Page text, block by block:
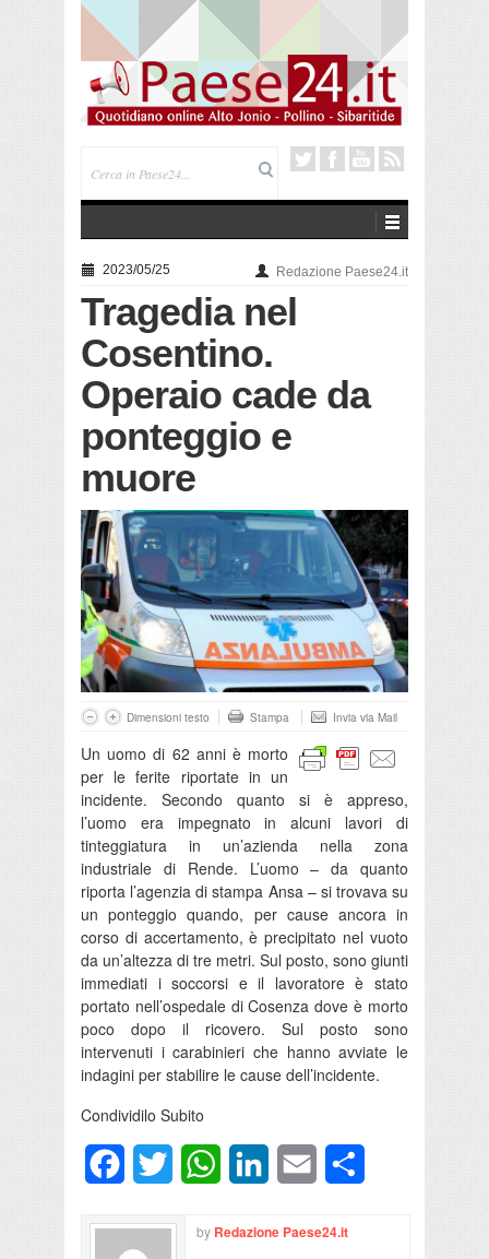
Saracena. Presentato “America”, il romanzo di Luigi
Pandolfi che racconta l’emigrazione
2023/05/25 Redazione Paese24.it
Tragedia nel
Cosentino.
Operaio cade da
ponteggio e
muore
Dimensioni testo Stampa Invia via Mail
Un uomo di 62 anni è morto
per le ferite riportate in un
incidente. Secondo quanto si è appreso,
l’uomo era impegnato in alcuni lavori di
tinteggiatura in un’azienda nella zona
industriale di Rende. L’uomo – da quanto
riporta l’agenzia di stampa Ansa – si trovava su
un ponteggio quando, per cause ancora in
corso di accertamento, è precipitato nel vuoto
da un’altezza di tre metri. Sul posto, sono giunti
immediati i soccorsi e il lavoratore è stato
portato nell’ospedale di Cosenza dove è morto
poco dopo il ricovero. Sul posto sono
intervenuti i carabinieri che hanno avviate le
indagini per stabilire le cause dell’incidente.
Condividilo Subito
FacebookTwitter WhatsAppLinkedInEmail
by Redazione Paese24.it